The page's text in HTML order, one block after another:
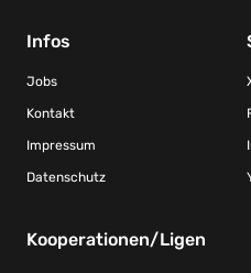
Infos
Jobs
Kontakt
Impressum
Datenschutz
Kooperationen/Ligen